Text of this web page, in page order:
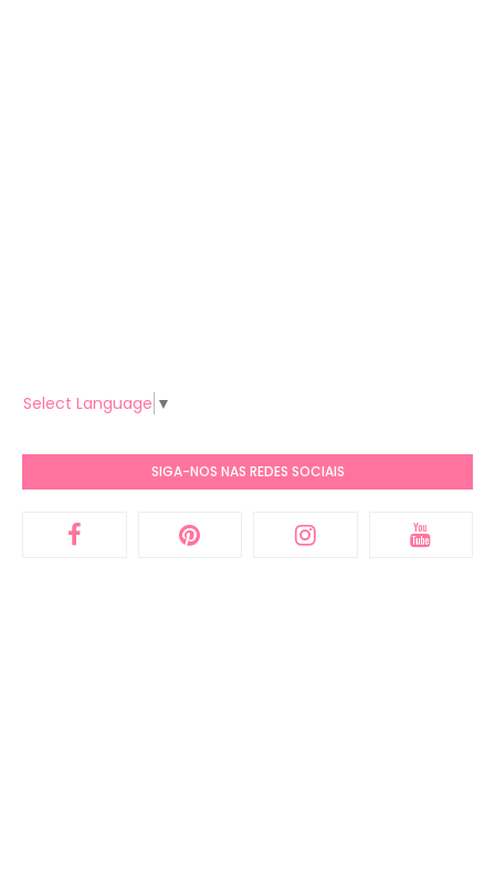
Select Language ▼
SIGA-NOS NAS REDES SOCIAIS